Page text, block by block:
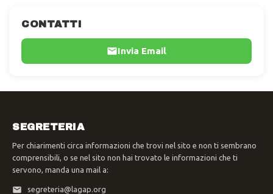
CONTATTI
Invia Email
SEGRETERIA
Per chiarimenti circa informazioni che trovi nel sito e non ti sembrano
comprensibili, o se nel sito non hai trovato le informazioni che ti
servono, manda una mail a:
segreteria@lagap.org